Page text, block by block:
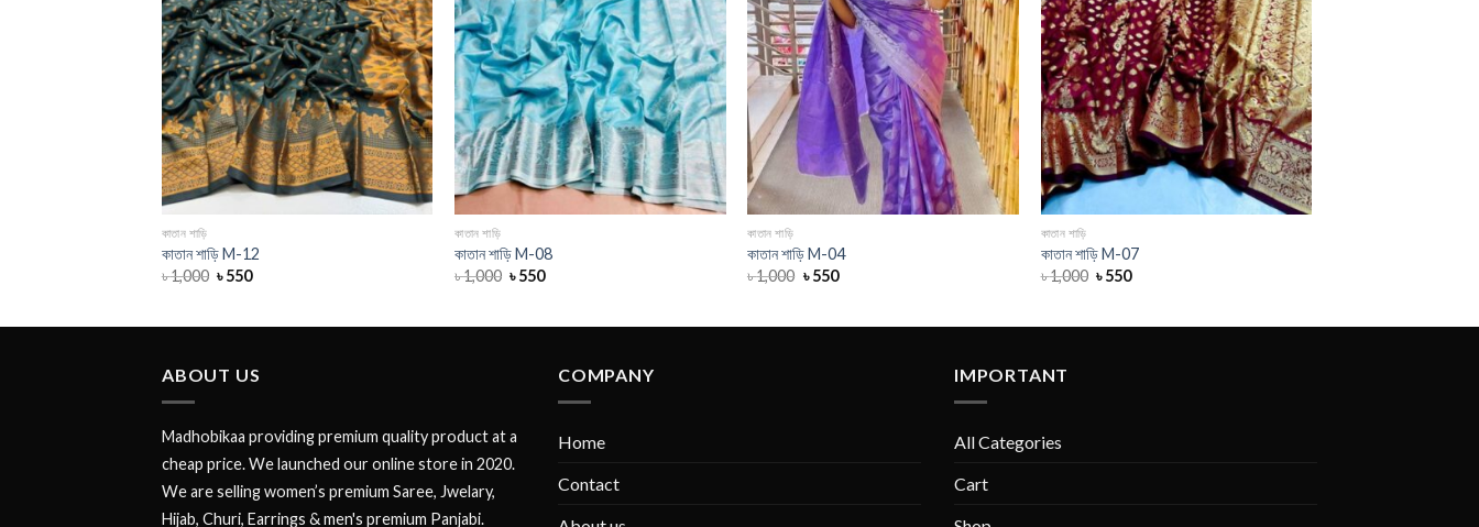
Add to
wishlist
কাতান শাড়ি
কাতান শাড়ি M-12
৳1,000 ৳550
Add to
wishlist
কাতান শাড়ি
কাতান শাড়ি M-08
৳1,000 ৳550
Add to
wishlist
কাতান শাড়ি
কাতান শাড়ি M-04
৳1,000 ৳550
Add to
wishlist
কাতান শাড়ি
কাতান শাড়ি M-07
৳1,000 ৳550
ABOUT US
Madhobikaa providing premium quality product at a
cheap price. We launched our online store in 2020.
We are selling women’s premium Saree, Jwelary,
Hijab, Churi, Earrings & men's premium Panjabi.
COMPANY
Home
Contact
IMPORTANT
All Categories
Cart